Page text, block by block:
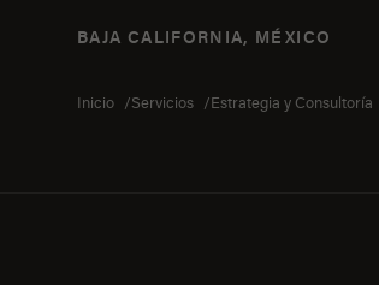
BAJA CALIFORNIA, MÉXICO
Inicio Servicios Estrategia y Consultoría